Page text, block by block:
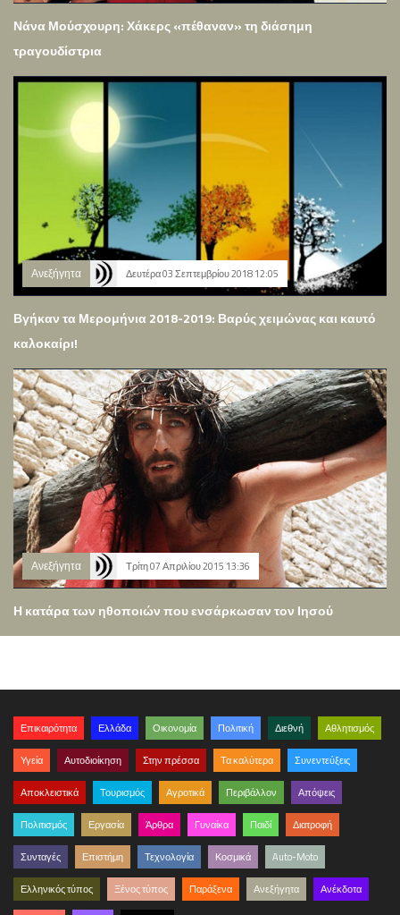
Νάνα Μούσχουρη: Χάκερς «πέθαναν» τη διάσημη
τραγουδίστρια
Ανεξήγητα Δευτέρα 03 Σεπτεμβρίου 2018 12:05
Βγήκαν τα Μερομήνια 2018-2019: Βαρύς χειμώνας και καυτό
καλοκαίρι!
Ανεξήγητα Τρίτη 07 Απριλίου 2015 13:36
Η κατάρα των ηθοποιών που ενσάρκωσαν τον Ιησού
Επικαιρότητα Ελλάδα Οικονομία Πολιτική Διεθνή Αθλητισμός
Υγεία Αυτοδιοίκηση Στην πρέσσα Τα καλύτερα Συνεντεύξεις
Αποκλειστικά Τουρισμός Αγροτικά Περιβάλλον Απόψεις
Πολιτισμός Εργασία Άρθρα Γυναίκα Παιδί Διατροφή
Συνταγές Επιστήμη Τεχνολογία Κοσμικά Auto-Moto
Ελληνικός τύπος Ξένος τύπος Παράξενα Ανεξήγητα Ανέκδοτα